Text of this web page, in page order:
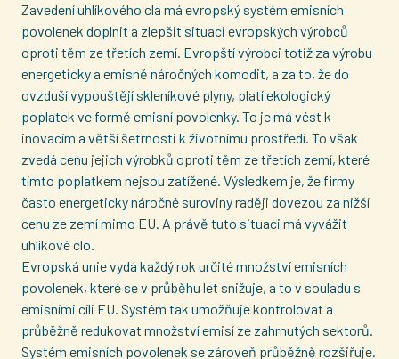
Zavedení uhlíkového cla má evropský systém emisních
povolenek doplnit a zlepšit situaci evropských výrobců
oproti těm ze třetích zemí. Evropští výrobci totiž za výrobu
energeticky a emisně náročných komodit, a za to, že do
ovzduší vypouštějí skleníkové plyny, platí ekologický
poplatek ve formě emisní povolenky. To je má vést k
inovacím a větší šetrnosti k životnímu prostředí. To však
zvedá cenu jejich výrobků oproti těm ze třetích zemí, které
tímto poplatkem nejsou zatížené. Výsledkem je, že firmy
často energeticky náročné suroviny raději dovezou za nižší
cenu ze zemí mimo EU. A právě tuto situaci má vyvážit
uhlíkové clo.
Evropská unie vydá každý rok určité množství emisních
povolenek, které se v průběhu let snižuje, a to v souladu s
emisními cíli EU. Systém tak umožňuje kontrolovat a
průběžně redukovat množství emisí ze zahrnutých sektorů.
Systém emisních povolenek se zároveň průběžně rozšiřuje.